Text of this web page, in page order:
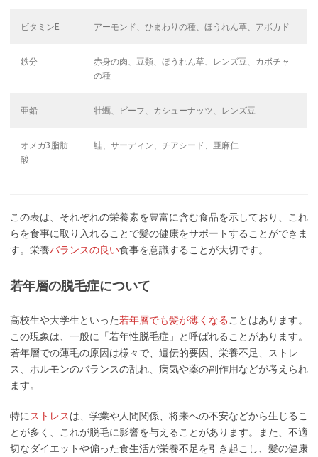
ビタミンE アーモンド、ひまわりの種、ほうれん草、アボカド
鉄分
赤身の肉、豆類、ほうれん草、レンズ豆、カボチャ
の種
亜鉛 牡蠣、ビーフ、カシューナッツ、レンズ豆
オメガ3脂肪
酸
鮭、サーディン、チアシード、亜麻仁
この表は、それぞれの栄養素を豊富に含む食品を示しており、これ
らを食事に取り入れることで髪の健康をサポートすることができま
す。栄養バランスの良い食事を意識することが大切です。
若年層の脱毛症について
高校生や大学生といった若年層でも髪が薄くなる ことはあります。
この現象は、一般に「若年性脱毛症」と呼ばれることがあります。
若年層での薄毛の原因は様々で、遺伝的要因、栄養不足、ストレ
ス、ホルモンのバランスの乱れ、病気や薬の副作用などが考えられ
ます。
特に ストレスは、学業や人間関係、将来への不安などから生じるこ
とが多く、これが脱毛に影響を与えることがあります。また、不適
切なダイエットや偏った食生活が栄養不足を引き起こし、髪の健康